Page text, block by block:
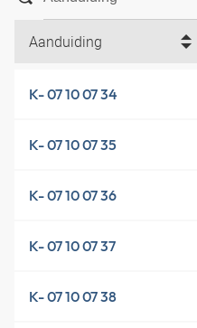
Aanduiding
K- 07 10 07 34
K- 07 10 07 35
K- 07 10 07 36
K- 07 10 07 37
K- 07 10 07 38